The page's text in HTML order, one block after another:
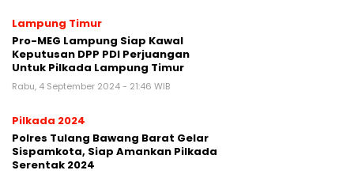
Lampung Timur
Pro-MEG Lampung Siap Kawal
Keputusan DPP PDI Perjuangan
Untuk Pilkada Lampung Timur
Rabu, 4 September 2024 - 21:46 WIB
Pilkada 2024
Polres Tulang Bawang Barat Gelar
Sispamkota, Siap Amankan Pilkada
Serentak 2024